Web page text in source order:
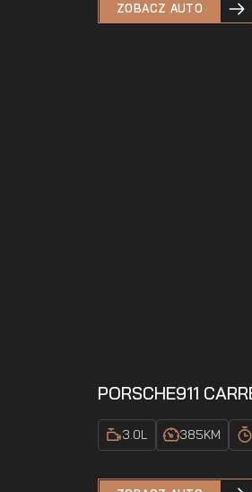
ZOBACZ AUTO
PORSCHE911
3.0L 385KM